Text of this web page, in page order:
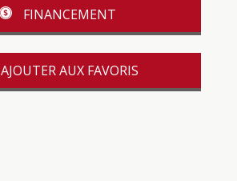
FINANCEMENT
AJOUTER AUX FAVORIS